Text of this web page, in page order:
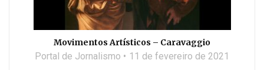
Movimentos Artísticos – Caravaggio
Portal de Jornalismo 11 de fevereiro de 2021